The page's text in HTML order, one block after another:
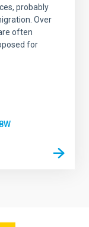
probably
Over
often
for